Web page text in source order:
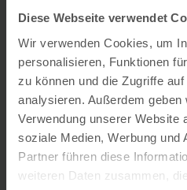
Diese Webseite verwendet
Wir verwenden Cookies, um
personalisieren, Funktionen
zu können und die Zugriffe
analysieren. Außerdem
Verwendung unserer Website
soziale Medien, Werbung und
Partner führen diese
weiteren Daten zusammen,